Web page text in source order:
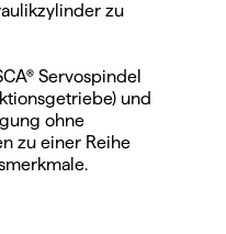
zu
Servospindel
und
ohne
zu einer Reihe